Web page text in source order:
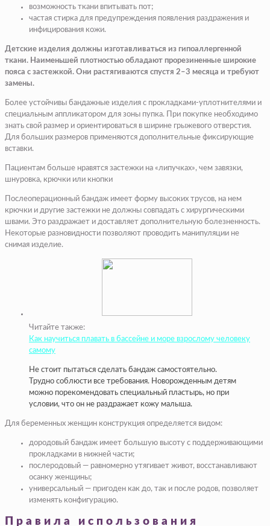
возможность ткани впитывать пот;
частая стирка для предупреждения появления раздражения и
инфицирования кожи.
Детские изделия должны изготавливаться из гипоаллергенной
ткани. Наименьшей плотностью обладают прорезиненные широкие
пояса с застежкой. Они растягиваются спустя 2–3 месяца и требуют
замены.
Более устойчивы бандажные изделия с прокладками-уплотнителями и
специальным аппликатором для зоны пупка. При покупке необходимо
знать свой размер и ориентироваться в ширине грыжевого отверстия.
Для больших размеров применяются дополнительные фиксирующие
вставки.
Пациентам больше нравятся застежки на «липучках», чем завязки,
шнуровка, крючки или кнопки
Послеоперационный бандаж имеет форму высоких трусов, на нем
крючки и другие застежки не должны совпадать с хирургическими
швами. Это раздражает и доставляет дополнительную болезненность.
Некоторые разновидности позволяют проводить манипуляции не
снимая изделие.
Читайте также:
Как научиться плавать в бассейне и море взрослому человеку
самому
Не стоит пытаться сделать бандаж самостоятельно.
Трудно соблюсти все требования. Новорожденным детям
можно порекомендовать специальный пластырь, но при
условии, что он не раздражает кожу малыша.
Для беременных женщин конструкция определяется видом:
дородовый бандаж имеет большую высоту с поддерживающими
прокладками в нижней части;
послеродовый — равномерно утягивает живот, восстанавливают
осанку женщины;
универсальный — пригоден как до, так и после родов, позволяет
изменять конфигурацию.
Правила использования